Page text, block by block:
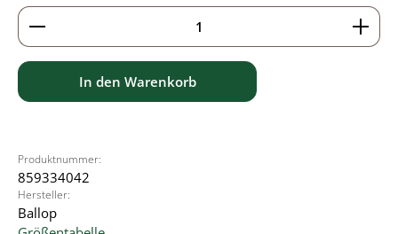
Produkt Anzahl: Gib den gewünschten Wert ein
In den Warenkorb
Produktnummer:
859334042
Hersteller:
Ballop